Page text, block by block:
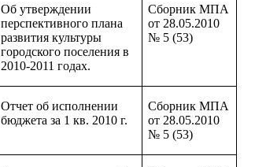
Об утверждении
перспективного плана
развития культуры
городского поселения в
2010-2011 годах.
Сборник МПА
от 28.05.2010
№ 5 (53)
Отчет об исполнении
бюджета за 1 кв. 2010 г.
Сборник МПА
от 28.05.2010
№ 5 (53)